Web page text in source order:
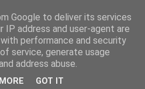
robotics football team that
Platform League. Here,
robots that operate
Google to deliver its services
IP address and user-agent are
performance and security
service, generate usage
address abuse.
GOT IT